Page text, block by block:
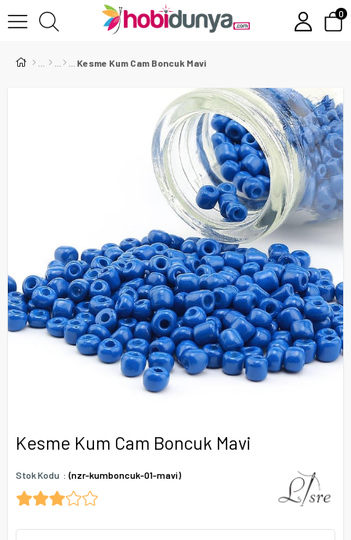
0
Kesme Kum Cam Boncuk Mavi
Kesme Kum Cam Boncuk Mavi
Stok Kodu (nzr-kumboncuk-01-mavi)